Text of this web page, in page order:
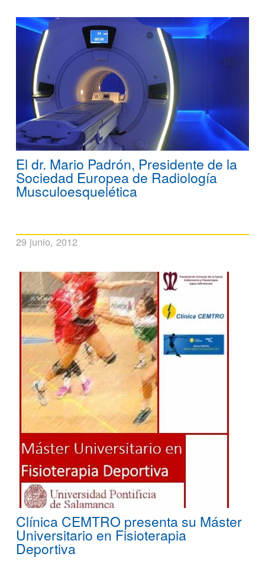
El dr. Mario Padrón, Presidente de la
Sociedad Europea de Radiología
Musculoesquelética
29 junio, 2012
Clínica CEMTRO presenta su Máster
Universitario en Fisioterapia
Deportiva